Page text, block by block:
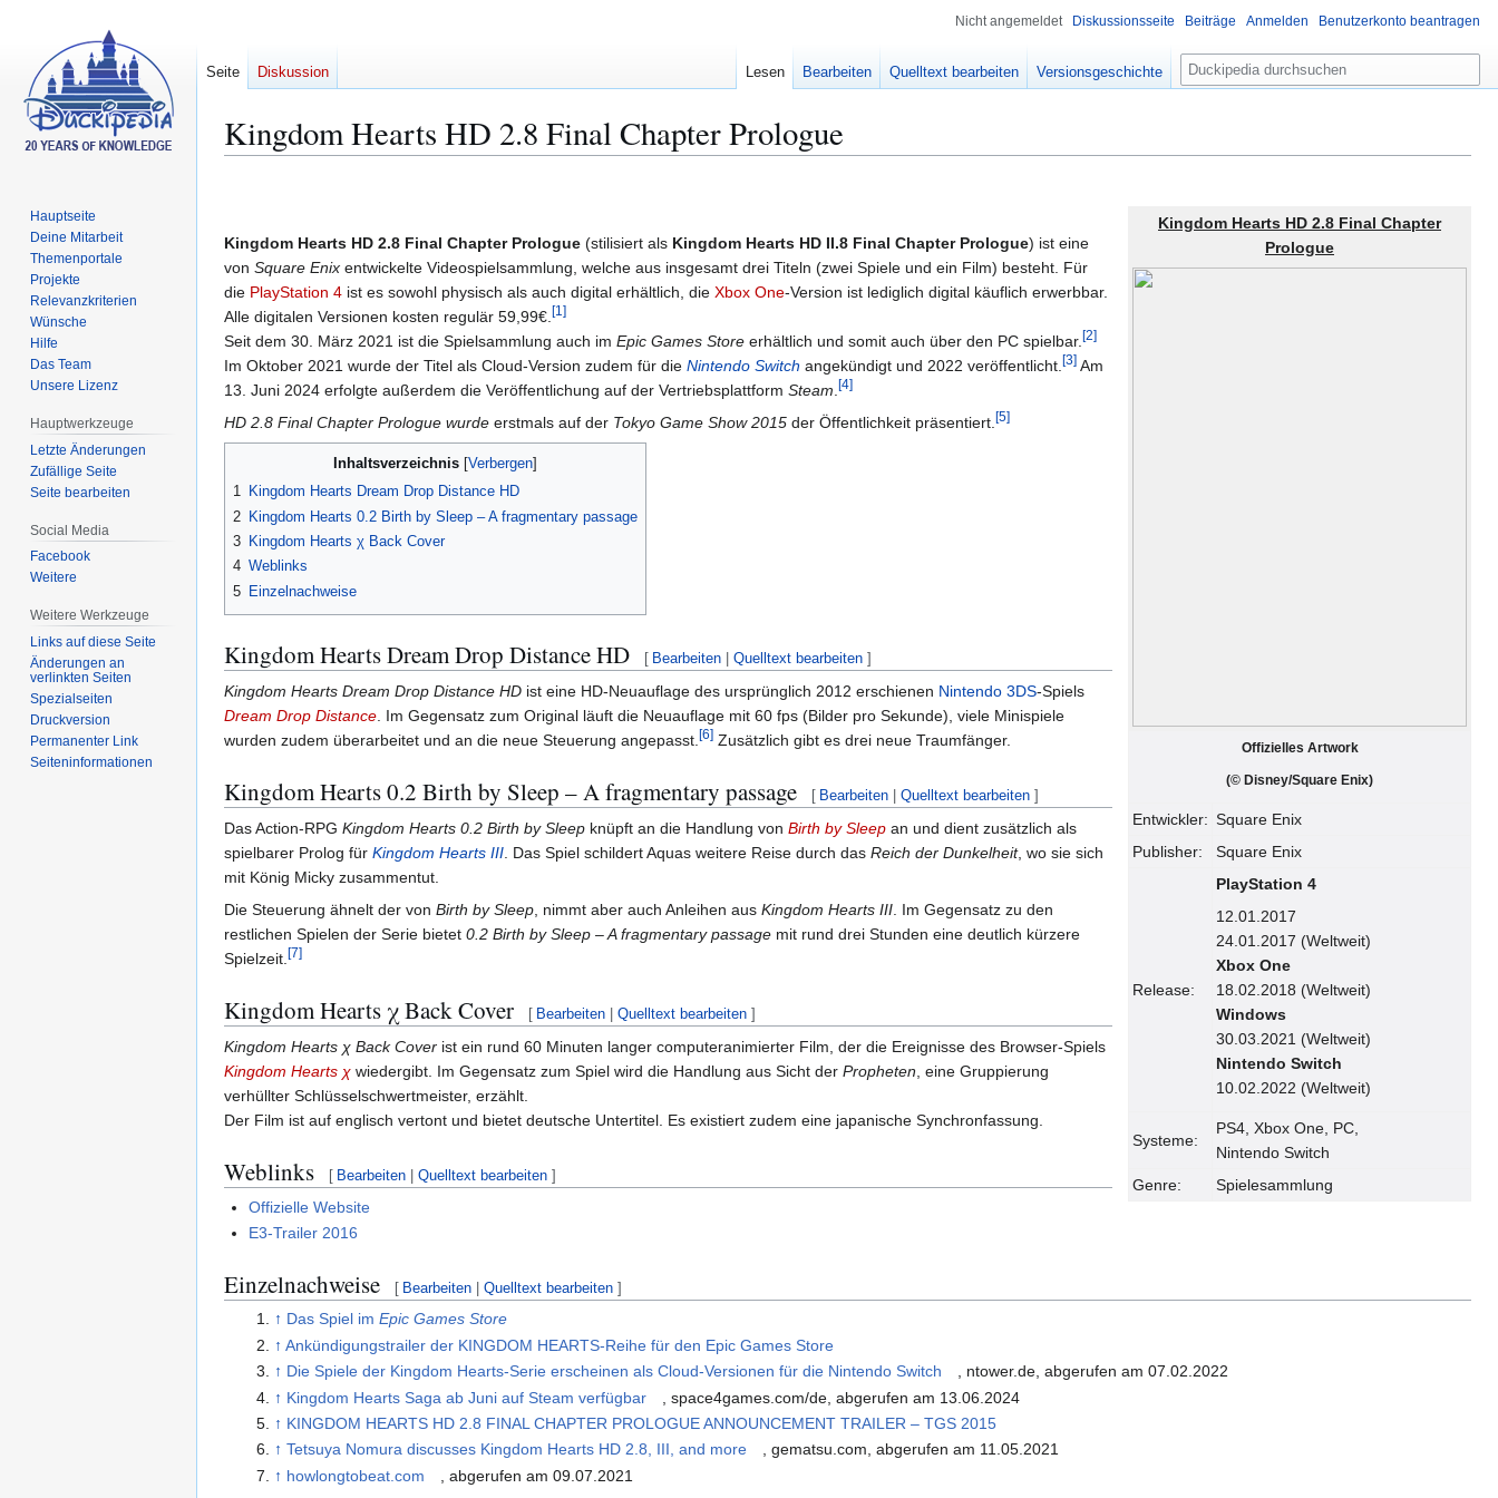
Kingdom Hearts HD 2.8 Final Chapter Prologue
springen
springen
Kingdom Hearts HD 2.8 Final Chapter
Prologue
Offizielles Artwork
(© Disney/Square Enix)
Entwickler: Square Enix
Publisher:
Square Enix
Release:
PlayStation 4
12.01.2017
24.01.2017 (Weltweit)
Xbox One
18.02.2018 (Weltweit)
Windows
30.03.2021 (Weltweit)
Nintendo Switch
10.02.2022 (Weltweit)
Systeme:
PS4, Xbox One, PC,
Nintendo Switch
Genre:
Spielesammlung
Kingdom Hearts HD 2.8 Final Chapter Prologue (stilisiert als Kingdom Hearts HD II.8 Final Chapter Prologue) ist eine
von Square Enix entwickelte Videospielsammlung, welche aus insgesamt drei Titeln (zwei Spiele und ein Film) besteht. Für
die PlayStation 4 ist es sowohl physisch als auch digital erhältlich, die Xbox One-Version ist lediglich digital käuflich erwerbbar.
Alle digitalen Versionen kosten regulär 59,99€.[1]
Seit dem 30. März 2021 ist die Spielsammlung auch im Epic Games Store erhältlich und somit auch über den PC spielbar.[2]
Im Oktober 2021 wurde der Titel als Cloud-Version zudem für die Nintendo Switch angekündigt und 2022 veröffentlicht.[3] Am
13. Juni 2024 erfolgte außerdem die Veröffentlichung auf der Vertriebsplattform Steam.[4]
HD 2.8 Final Chapter Prologue wurde erstmals auf der Tokyo Game Show 2015 der Öffentlichkeit präsentiert.[5]
Inhaltsverzeichnis
1 Kingdom Hearts Dream Drop Distance HD
2 Kingdom Hearts 0.2 Birth by Sleep – A fragmentary passage
3 Kingdom Hearts χ Back Cover
4 Weblinks
5 Einzelnachweise
Kingdom Hearts Dream Drop Distance HD [ Bearbeiten |Quelltext bearbeiten ]
Kingdom Hearts Dream Drop Distance HD ist eine HD-Neuauflage des ursprünglich 2012 erschienen Nintendo 3DS-Spiels
Dream Drop Distance. Im Gegensatz zum Original läuft die Neuauflage mit 60 fps (Bilder pro Sekunde), viele Minispiele
wurden zudem überarbeitet und an die neue Steuerung angepasst.[6] Zusätzlich gibt es drei neue Traumfänger.
Kingdom Hearts 0.2 Birth by Sleep – A fragmentary passage [ Bearbeiten |Quelltext bearbeiten ]
Das Action-RPG Kingdom Hearts 0.2 Birth by Sleep knüpft an die Handlung von Birth by Sleep an und dient zusätzlich als
spielbarer Prolog für Kingdom Hearts III. Das Spiel schildert Aquas weitere Reise durch das Reich der Dunkelheit, wo sie sich
mit König Micky zusammentut.
Die Steuerung ähnelt der von Birth by Sleep, nimmt aber auch Anleihen aus Kingdom Hearts III. Im Gegensatz zu den
restlichen Spielen der Serie bietet 0.2 Birth by Sleep – A fragmentary passage mit rund drei Stunden eine deutlich kürzere
Spielzeit.[7]
Kingdom Hearts χ Back Cover [ Bearbeiten |Quelltext bearbeiten ]
Kingdom Hearts χ Back Cover ist ein rund 60 Minuten langer computeranimierter Film, der die Ereignisse des Browser-Spiels
Kingdom Hearts χ wiedergibt. Im Gegensatz zum Spiel wird die Handlung aus Sicht der Propheten, eine Gruppierung
verhüllter Schlüsselschwertmeister, erzählt.
Der Film ist auf englisch vertont und bietet deutsche Untertitel. Es existiert zudem eine japanische Synchronfassung.
Weblinks [ Bearbeiten |Quelltext bearbeiten ]
Offizielle Website
E3-Trailer 2016
Einzelnachweise [ Bearbeiten |Quelltext bearbeiten ]
↑ Das Spiel im Epic Games Store
↑ Ankündigungstrailer der KINGDOM HEARTS-Reihe für den Epic Games Store
↑ Die Spiele der Kingdom Hearts-Serie erscheinen als Cloud-Versionen für die Nintendo Switch
, ntower.de, abgerufen am 07.02.2022
↑ Kingdom Hearts Saga ab Juni auf Steam verfügbar
, space4games.com/de, abgerufen am 13.06.2024
↑ KINGDOM HEARTS HD 2.8 FINAL CHAPTER PROLOGUE ANNOUNCEMENT TRAILER – TGS 2015
↑ Tetsuya Nomura discusses Kingdom Hearts HD 2.8, III, and more
, gematsu.com, abgerufen am 11.05.2021
↑ howlongtobeat.com , abgerufen am 09.07.2021
Nicht angemeldet Diskussionsseite Beiträge Anmelden Benutzerkonto beantragen
Seite Diskussion Lesen Bearbeiten Quelltext bearbeiten Versionsgeschichte
S
u
e
Hauptseite
Deine Mitarbeit
Themenportale
Projekte
Relevanzkriterien
Wünsche
Hilfe
Das Team
Unsere Lizenz
Hauptwerkzeuge
Letzte Änderungen
Zufällige Seite
Seite bearbeiten
Social Media
Facebook
Weitere
Weitere Werkzeuge
Links auf diese Seite
Änderungen an
verlinkten Seiten
Spezialseiten
Druckversion
Permanenter Link
Seiten­­informationen